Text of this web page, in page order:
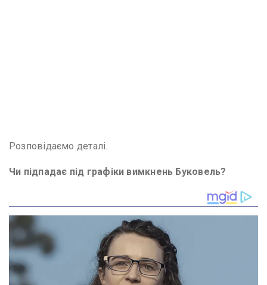
Розповідаємо деталі.
Чи підпадає під графіки вимкнень Буковель?